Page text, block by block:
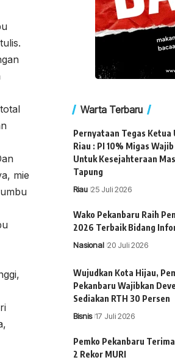
mie
Warta Terbaru
Pernyataan Tegas Ketua
Riau : PI 10% Migas
Untuk Kesejahteraan
Tapung
Riau 25 Juli 2026
Wako Pekanbaru Raih
2026 Terbaik Bidang
Nasional 20 Juli 2026
Wujudkan Kota Hijau,
Pekanbaru Wajibkan
Sediakan RTH 30 Persen
Bisnis 17 Juli 2026
Pemko Pekanbaru
2 Rekor MURI